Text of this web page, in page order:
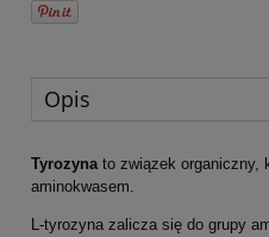
Opis
Tyrozynato związek organiczny,
aminokwasem.
L-tyrozyna zalicza się do grupy